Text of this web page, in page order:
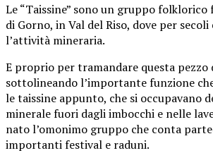
Le “Taissine” sono un gruppo
di Gorno, in Val del Riso, dove per
l’attività mineraria.
E proprio per tramandare questa pezzo
sottolineando l’importante funzione
le taissine appunto, che si occupavano
minerale fuori dagli imbocchi e nelle
nato l’omonimo gruppo che conta
importanti festival e raduni.